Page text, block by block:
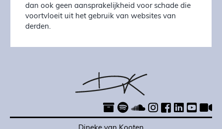
dan ook geen aansprakelijkheid voor schade die
voortvloeit uit het gebruik van websites van
derden.